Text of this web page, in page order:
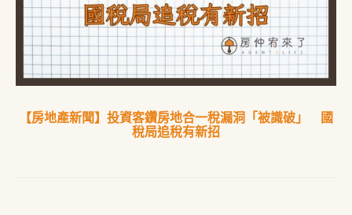
【房地產新聞】投資客鑽房地合一稅漏洞「被識破」 國
稅局追稅有新招